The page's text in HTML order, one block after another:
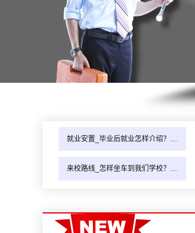
就业安置_毕业后就业怎样介绍？…
来校路线_怎样坐车到我们学校？…